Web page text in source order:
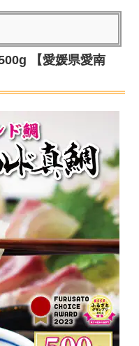
【愛媛県愛南